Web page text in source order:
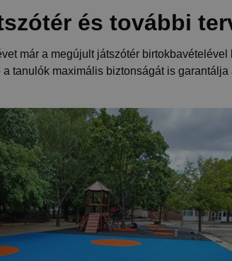
és további
már a megújult játszótér
tanulók maximális biztonságát is